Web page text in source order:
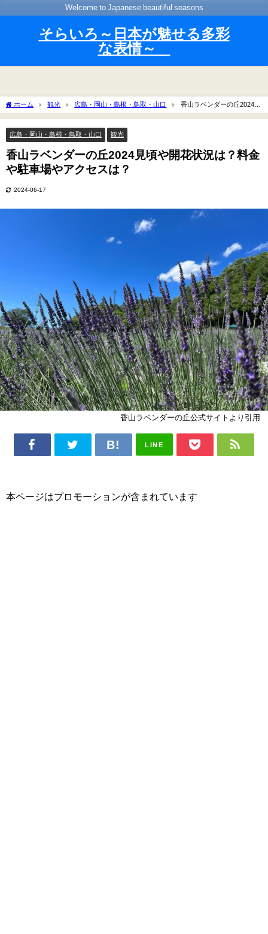
Welcome to Japanese beautiful seasons
そらいろ～日本が魅せる多彩
な表情～
ホーム 観光 広島・岡山・島根・鳥取・山口
香山ラベンダーの丘2024見
頃や開花状況は？料金や駐車場やアクセスは？
広島・岡山・島根・鳥取・山口 観光
香山ラベンダーの丘2024見頃や開花状況は？料金
や駐車場やアクセスは？
2024-06-17
香山ラベンダーの丘公式サイトより引用
LINE
本ページはプロモーションが含まれています